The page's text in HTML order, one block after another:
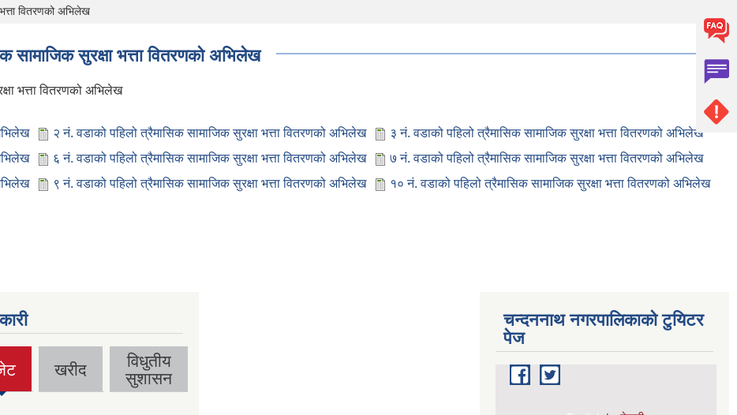
वितरणको अभिलेख
सुरक्षा भत्ता वितरणको अभिलेख
भत्ता वितरणको अभिलेख
२ नं. वडाको पहिलो त्रैमासिक सामाजिक सुरक्षा भत्ता वितरणको अभिलेख
३ नं. वडाको पहिलो त्रैमासिक सामाजिक सुरक्षा भत्ता वितरणको अभिलेख
६ नं. वडाको पहिलो त्रैमासिक सामाजिक सुरक्षा भत्ता वितरणको अभिलेख
७ नं. वडाको पहिलो त्रैमासिक सामाजिक सुरक्षा भत्ता वितरणको अभिलेख
९ नं. वडाको पहिलो त्रैमासिक सामाजिक सुरक्षा भत्ता वितरणको अभिलेख १० नं. वडाको पहिलो त्रैमासिक सामाजिक सुरक्षा भत्ता वितरणको अभिलेख
खरीद
विधुतीय
सुशासन
चन्दननाथ नगरपालिकाको टुयिटर
पेज